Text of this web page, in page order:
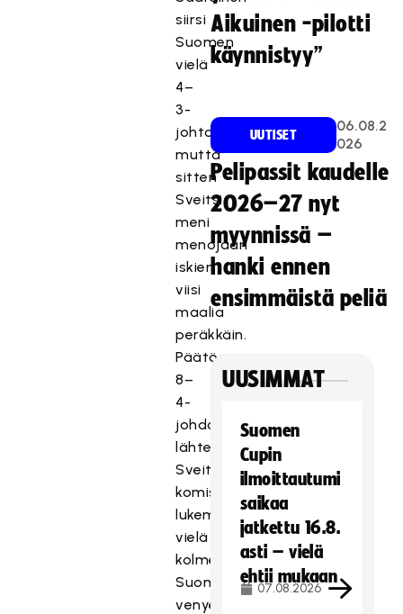
siirsi
Suomen
vielä
4–
3-
johtoon,
mutta
sitten
Sveitsi
meni
menojaan
iskien
viisi
maalia
peräkkäin.
Päätöserään
8–
4-
johdossa
lähtenyt
Sveitsi
komisteli
lukemia
vielä
kolmesti
Suomen
venyessä
Aikuinen -pilotti
käynnistyy”
UUTISET
06.08.2
026
Pelipassit kaudelle
2026–27 nyt
myynnissä –
hanki ennen
ensimmäistä peliä
UUSIMMAT
Suomen
Cupin
ilmoittautumi
saikaa
jatkettu 16.8.
asti – vielä
ehtii mukaan
07.08.2026